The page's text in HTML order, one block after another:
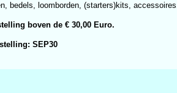
bedels, loomborden, (starters)kits,
boven de € 30,00 Euro.
SEP30